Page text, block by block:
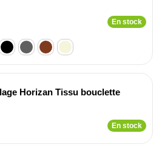
En stock
Horizan Tissu bouclette
En stock